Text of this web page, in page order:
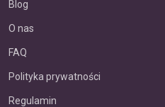
Blog
O nas
FAQ
Polityka prywatności
Regulamin